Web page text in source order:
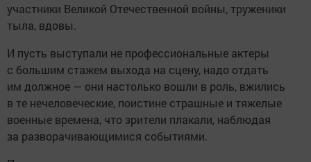
участники Великой Отечественной войны, труженики
тыла, вдовы.
И пусть выступали не профессиональные актеры
с большим стажем выхода на сцену, надо отдать
им должное — они настолько вошли в роль, вжились
в те нечеловеческие, поистине страшные и тяжелые
военные времена, что зрители плакали, наблюдая
за разворачивающимися событиями.